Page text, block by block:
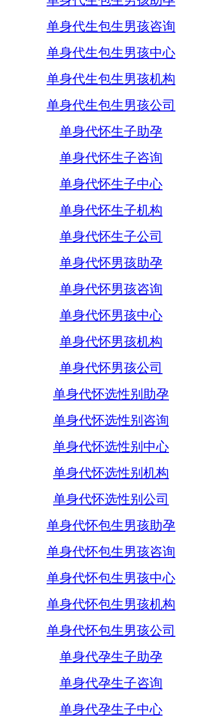
单身代生包生男孩咨询
单身代生包生男孩中心
单身代生包生男孩机构
单身代生包生男孩公司
单身代怀生子助孕
单身代怀生子咨询
单身代怀生子中心
单身代怀生子机构
单身代怀生子公司
单身代怀男孩助孕
单身代怀男孩咨询
单身代怀男孩中心
单身代怀男孩机构
单身代怀男孩公司
单身代怀选性别助孕
单身代怀选性别咨询
单身代怀选性别中心
单身代怀选性别机构
单身代怀选性别公司
单身代怀包生男孩助孕
单身代怀包生男孩咨询
单身代怀包生男孩中心
单身代怀包生男孩机构
单身代怀包生男孩公司
单身代孕生子助孕
单身代孕生子咨询
单身代孕生子中心